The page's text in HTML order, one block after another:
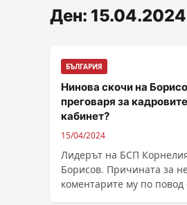
Ден: 15.04.2024
БЪЛГАРИЯ
Нинова скочи на
преговаря за
кабинет?
15/04/2024
Лидерът на БСП
Борисов. Причината за
коментарите му по